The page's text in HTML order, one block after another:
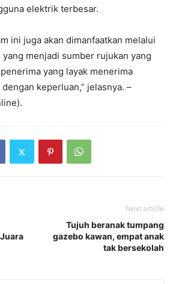
elektrik terbesar.
ini juga akan dimanfaatkan melalui
yang menjadi sumber rujukan yang
yang layak menerima
keperluan,” jelasnya. –
Next article
Tujuh beranak tumpang
gazebo kawan, empat anak
tak bersekolah